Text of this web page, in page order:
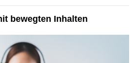
bewegten Inhalten